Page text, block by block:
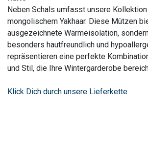
Neben Schals umfasst unsere
mongolischem Yakhaar. Diese Mützen
ausgezeichnete Wärmeisolation,
besonders hautfreundlich und
repräsentieren eine perfekte
und Stil, die Ihre Wintergarderobe
Klick Dich durch unsere Lieferkette